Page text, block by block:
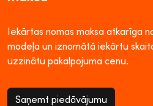
Iekārtas nomas maksa atkarīga
modeļa un iznomātā iekārtu
uzzinātu pakalpojuma cenu.
Saņemt piedāvājumu